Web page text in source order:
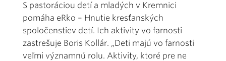
S pastoráciou detí a mladých v Kremnici
pomáha eRko – Hnutie kresťanských
spoločenstiev detí. Ich aktivity vo farnosti
zastrešuje Boris Kollár. „Deti majú vo farnosti
veľmi významnú rolu. Aktivity, ktoré pre ne